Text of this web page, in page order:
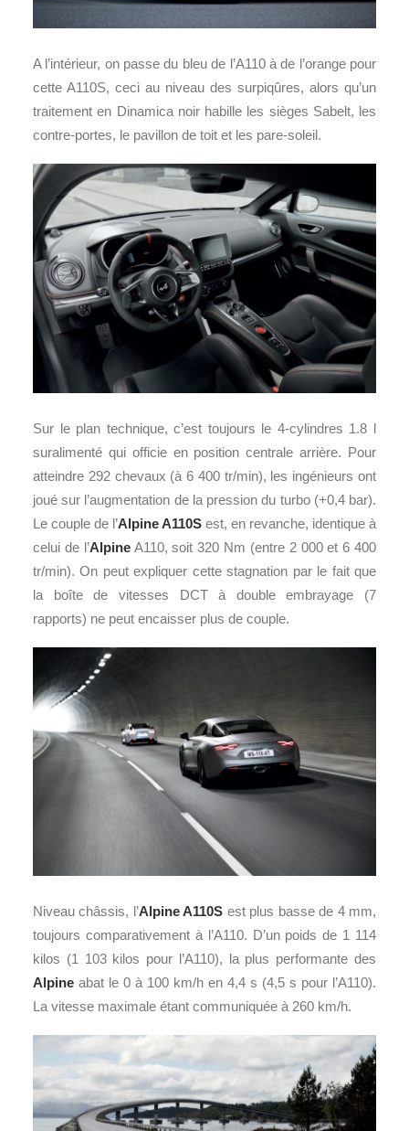
A l’intérieur, on passe du bleu de l’A110 à de l’orange pour
cette A110S, ceci au niveau des surpiqûres, alors qu’un
traitement en Dinamica noir habille les sièges Sabelt, les
contre-portes, le pavillon de toit et les pare-soleil.
Sur le plan technique, c’est toujours le 4-cylindres 1.8 l
suralimenté qui officie en position centrale arrière. Pour
atteindre 292 chevaux (à 6 400 tr/min), les ingénieurs ont
joué sur l’augmentation de la pression du turbo (+0,4 bar).
Le couple de l’Alpine A110S est, en revanche, identique à
celui de l’AlpineA110, soit 320 Nm (entre 2 000 et 6 400
tr/min). On peut expliquer cette stagnation par le fait que
la boîte de vitesses DCT à double embrayage (7
rapports) ne peut encaisser plus de couple.
Niveau châssis, l’Alpine A110S est plus basse de 4 mm,
toujours comparativement à l’A110. D’un poids de 1 114
kilos (1 103 kilos pour l’A110), la plus performante des
Alpine abat le 0 à 100 km/h en 4,4 s (4,5 s pour l’A110).
La vitesse maximale étant communiquée à 260 km/h.